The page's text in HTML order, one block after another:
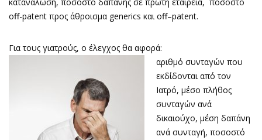
off-patent προς άθροισμα generics και off–patent.
Για τους γιατρούς, ο έλεγχος θα αφορά:
αριθμό συνταγών που
εκδίδονται από τον
Ιατρό, μέσο πλήθος
συνταγών ανά
δικαιούχο, μέση δαπάνη
ανά συνταγή, ποσοστό